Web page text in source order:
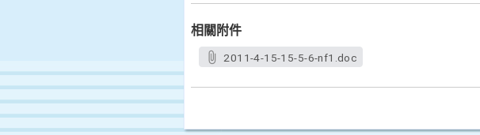
相關附件
2011-4-15-15-5-6-nf1.doc